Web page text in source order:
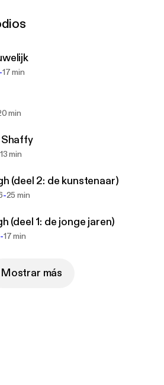
met deze podcast 'Een
the 'Een Beetje Nederlands'
clear and easy Dutch, about a
along with. Learn a little
Nederlands'!
-17 min
min
Shaffy
13 min
(deel 2: de kunstenaar)
-25 min
(deel 1: de jonge jaren)
-17 min
Mostrar más